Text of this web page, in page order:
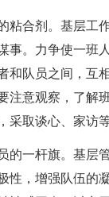
粘合剂。基层工
事。力争使一班
和队员之间，互
注意观察，了解
采取谈心、家访
的一杆旗。基层
性，增强队伍的